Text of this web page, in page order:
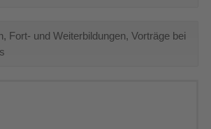
Fort- und Weiterbildungen, Vorträge bei